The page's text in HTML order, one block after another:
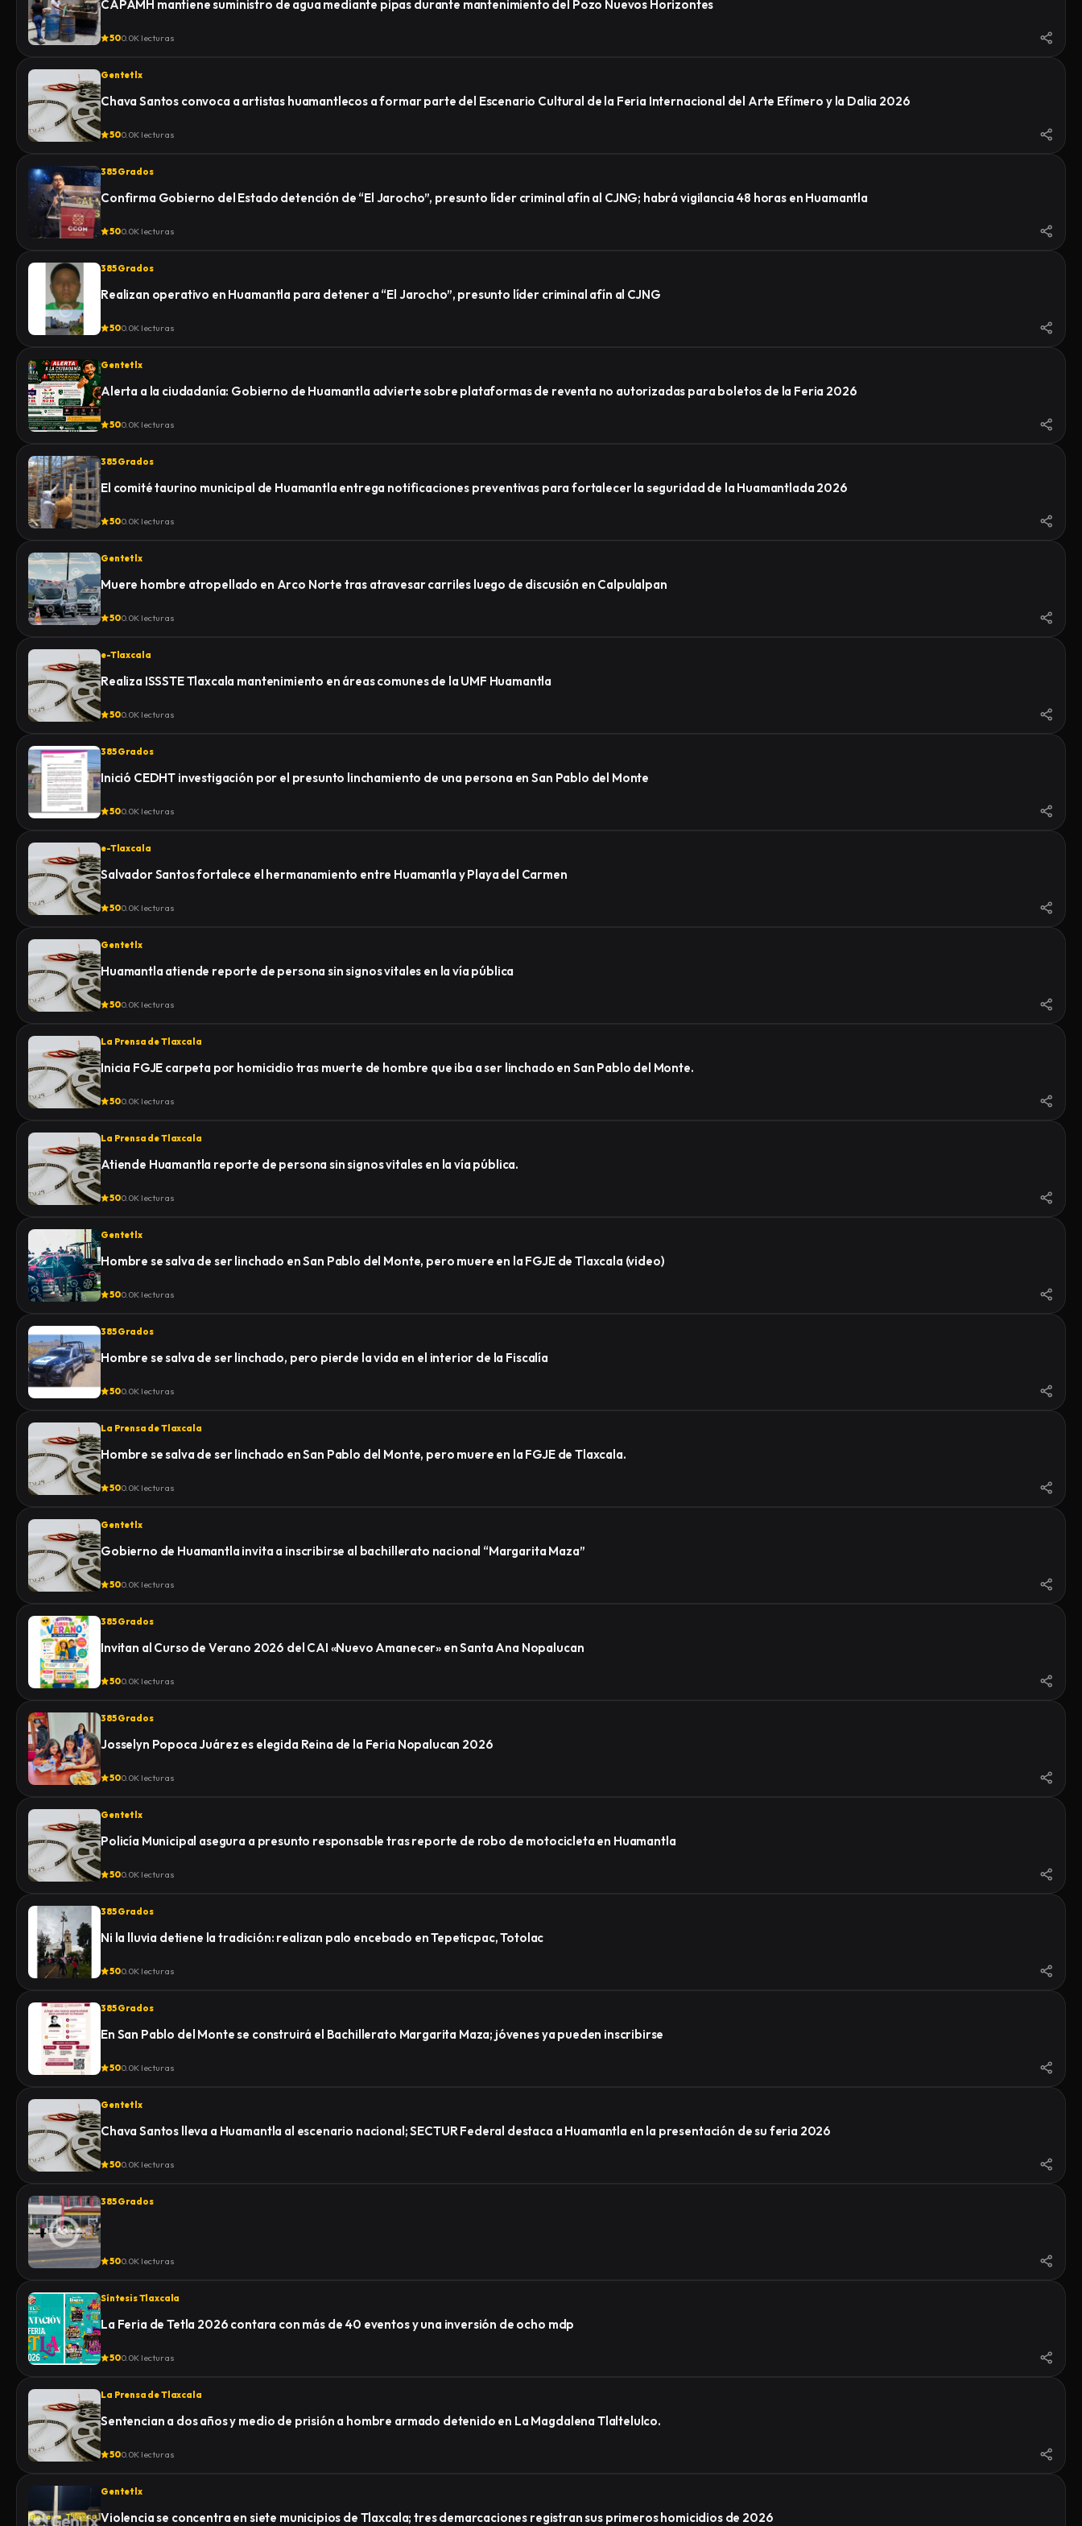
CAPAMH mantiene suministro de agua mediante pipas durante mantenimiento del Pozo Nuevos Horizontes
500.0K lecturas
Gentetlx
Chava Santos convoca a artistas huamantlecos a formar parte del Escenario Cultural de la Feria Internacional del Arte Efímero y la Dalia 2026
500.0K lecturas
385 Grados
Confirma Gobierno del Estado detención de “El Jarocho”, presunto líder criminal afín al CJNG; habrá vigilancia 48 horas en Huamantla
500.0K lecturas
385 Grados
Realizan operativo en Huamantla para detener a “El Jarocho”, presunto líder criminal afín al CJNG
500.0K lecturas
Gentetlx
Alerta a la ciudadanía: Gobierno de Huamantla advierte sobre plataformas de reventa no autorizadas para boletos de la Feria 2026
500.0K lecturas
385 Grados
El comité taurino municipal de Huamantla entrega notificaciones preventivas para fortalecer la seguridad de la Huamantlada 2026
500.0K lecturas
Gentetlx
Muere hombre atropellado en Arco Norte tras atravesar carriles luego de discusión en Calpulalpan
500.0K lecturas
e-Tlaxcala
Realiza ISSSTE Tlaxcala mantenimiento en áreas comunes de la UMF Huamantla
500.0K lecturas
385 Grados
500.0K lecturas
e-Tlaxcala
Salvador Santos fortalece el hermanamiento entre Huamantla y Playa del Carmen
500.0K lecturas
Gentetlx
Huamantla atiende reporte de persona sin signos vitales en la vía pública
500.0K lecturas
La Prensa de Tlaxcala
Inicia FGJE carpeta por homicidio tras muerte de hombre que iba a ser linchado en San Pablo del Monte.
500.0K lecturas
La Prensa de Tlaxcala
Atiende Huamantla reporte de persona sin signos vitales en la vía pública.
500.0K lecturas
Gentetlx
Hombre se salva de ser linchado en San Pablo del Monte, pero muere en la FGJE de Tlaxcala (video)
500.0K lecturas
385 Grados
Hombre se salva de ser linchado, pero pierde la vida en el interior de la Fiscalía
500.0K lecturas
La Prensa de Tlaxcala
Hombre se salva de ser linchado en San Pablo del Monte, pero muere en la FGJE de Tlaxcala.
500.0K lecturas
Gentetlx
Gobierno de Huamantla invita a inscribirse al bachillerato nacional “Margarita Maza”
500.0K lecturas
385 Grados
Invitan al Curso de Verano 2026 del CAI «Nuevo Amanecer» en Santa Ana Nopalucan
500.0K lecturas
385 Grados
Josselyn Popoca Juárez es elegida Reina de la Feria Nopalucan 2026
500.0K lecturas
Gentetlx
Policía Municipal asegura a presunto responsable tras reporte de robo de motocicleta en Huamantla
500.0K lecturas
385 Grados
Ni la lluvia detiene la tradición: realizan palo encebado en Tepeticpac, Totolac
500.0K lecturas
385 Grados
En San Pablo del Monte se construirá el Bachillerato Margarita Maza; jóvenes ya pueden inscribirse
500.0K lecturas
Gentetlx
Chava Santos lleva a Huamantla al escenario nacional; SECTUR Federal destaca a Huamantla en la presentación de su feria 2026
500.0K lecturas
385 Grados
500.0K lecturas
Síntesis Tlaxcala
La Feria de Tetla 2026 contara con más de 40 eventos y una inversión de ocho mdp
500.0K lecturas
La Prensa de Tlaxcala
Sentencian a dos años y medio de prisión a hombre armado detenido en La Magdalena Tlaltelulco.
500.0K lecturas
Gentetlx
Violencia se concentra en siete municipios de Tlaxcala; tres demarcaciones registran sus primeros homicidios de 2026